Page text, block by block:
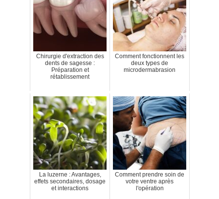
Chirurgie d'extraction des
dents de sagesse :
Préparation et
rétablissement
Comment fonctionnent les
deux types de
microdermabrasion
La luzerne : Avantages,
effets secondaires, dosage
et interactions
Comment prendre soin de
votre ventre après
l'opération